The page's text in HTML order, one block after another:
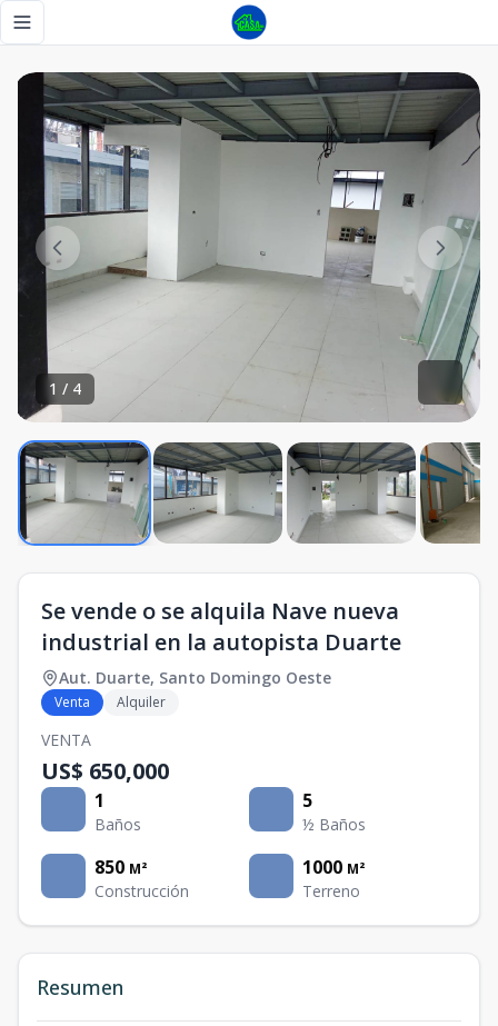
Toggle navigation menu
1 / 4
Se vende o se alquila Nave nueva
industrial en la autopista Duarte
Aut. Duarte, Santo Domingo Oeste
Venta Alquiler
VENTA
US$ 650,000
1
Baños
5
½ Baños
850 M²
Construcción
1000 M²
Terreno
Resumen
Se vende o se alquila Nave nueva industrial en la autopista